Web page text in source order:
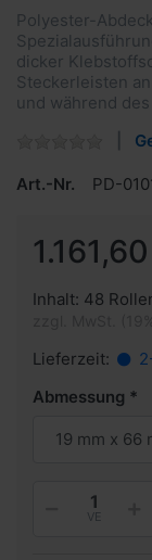
Polyester-
dicker
Steckerleisten
und während
Art.-Nr. PD-
Inhalt: 48
Lieferzeit:
Abmessung
VE